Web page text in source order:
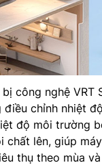
công nghệ
chỉnh nhiệt
độ môi trường
chất lên, giúp
thụ theo mùa